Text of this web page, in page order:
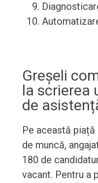
Greșeli
la scrierea
de
Pe această
de muncă,
180 de
vacant. Pentru a